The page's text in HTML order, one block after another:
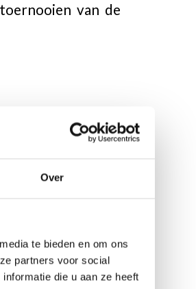
Over
te bieden en om ons
partners voor social
die u aan ze heeft
van de